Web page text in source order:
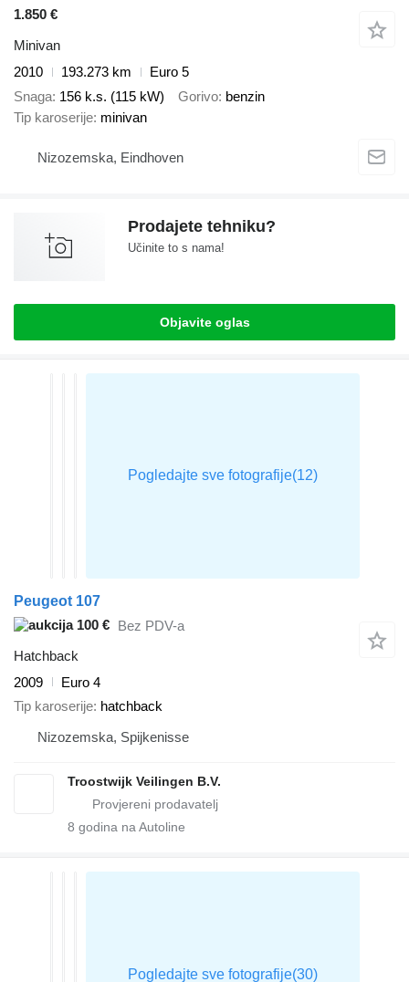
1.850 €
Minivan
2010
193.273 km
Euro 5
Snaga 156 k.s. (115 kW) Gorivo benzin
Tip karoserije minivan
Nizozemska, Eindhoven
Prodajete tehniku?
Učinite to s nama!
Objavite oglas
Peugeot 107
100 € Bez PDV-a
Hatchback
2009
Euro 4
Tip karoserije hatchback
Nizozemska, Spijkenisse
Troostwijk Veilingen B.V.
8 godina na Autoline